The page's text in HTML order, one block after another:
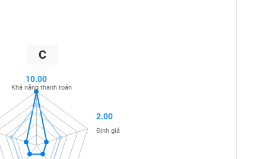
C
10.00
Khả năng thanh toán
2.00
Định giá